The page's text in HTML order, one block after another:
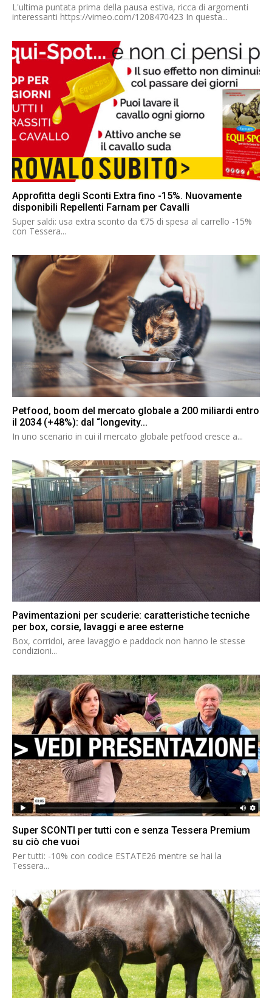
L'ultima puntata prima della pausa estiva, ricca di argomenti
interessanti https://vimeo.com/1208470423 In questa...
Approfitta degli Sconti Extra fino -15%. Nuovamente
disponibili Repellenti Farnam per Cavalli
Super saldi: usa extra sconto da €75 di spesa al carrello -15%
con Tessera...
Petfood, boom del mercato globale a 200 miliardi entro
il 2034 (+48%): dal “longevity...
In uno scenario in cui il mercato globale petfood cresce a...
Pavimentazioni per scuderie: caratteristiche tecniche
per box, corsie, lavaggi e aree esterne
Box, corridoi, aree lavaggio e paddock non hanno le stesse
condizioni...
Super SCONTI per tutti con e senza Tessera Premium
su ciò che vuoi
Per tutti: -10% con codice ESTATE26 mentre se hai la
Tessera...